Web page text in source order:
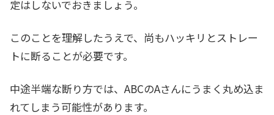
定はしないでおきましょう。
このことを理解したうえで、尚もハッキリとストレー
トに断ることが必要です。
中途半端な断り方では、ABCのAさんにうまく丸め込ま
れてしまう可能性があります。